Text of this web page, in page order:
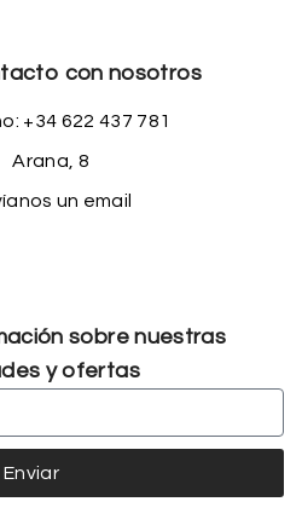
con nosotros
+34 622 437 781
Arana, 8
un email
sobre nuestras
y ofertas
Enviar